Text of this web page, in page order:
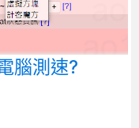
腦測速?